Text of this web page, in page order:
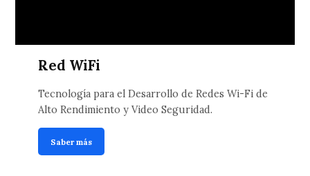
Red WiFi
Tecnología para el Desarrollo de Redes Wi-Fi de
Alto Rendimiento y Video Seguridad.
Saber más